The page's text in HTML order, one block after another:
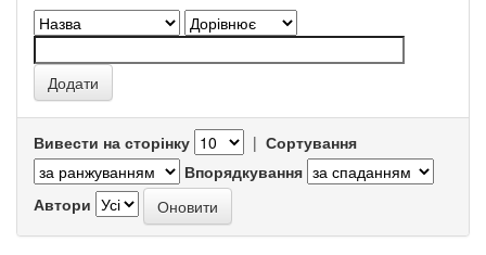
Вивести на сторінку | Сортування
Впорядкування
Автори